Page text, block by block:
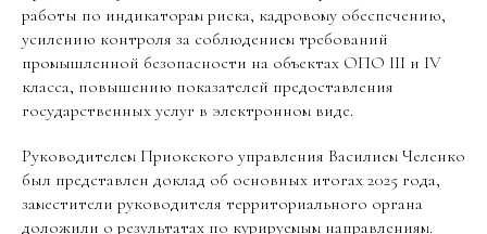
работы по индикаторам риска, кадровому обеспечению,
усилению контроля за соблюдением требований
промышленной безопасности на объектах ОПО III и IV
класса, повышению показателей предоставления
государственных услуг в электронном виде.
Руководителем Приокского управления Василием Челенко
был представлен доклад об основных итогах 2025 года,
заместители руководителя территориального органа
доложили о результатах по курируемым направлениям.